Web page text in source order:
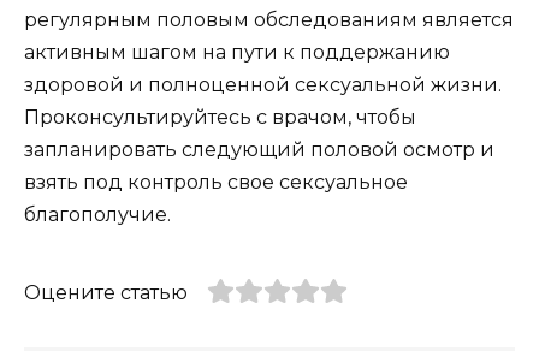
регулярным половым обследованиям является
активным шагом на пути к поддержанию
здоровой и полноценной сексуальной жизни.
Проконсультируйтесь с врачом, чтобы
запланировать следующий половой осмотр и
взять под контроль свое сексуальное
благополучие.
Оцените статью